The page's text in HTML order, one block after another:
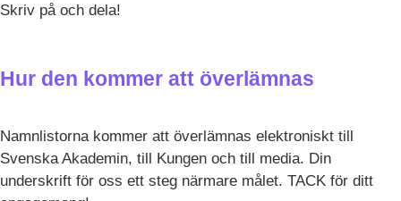
Skriv på och dela!
Hur den kommer att överlämnas
Namnlistorna kommer att överlämnas elektroniskt till
Svenska Akademin, till Kungen och till media. Din
underskrift för oss ett steg närmare målet. TACK för ditt